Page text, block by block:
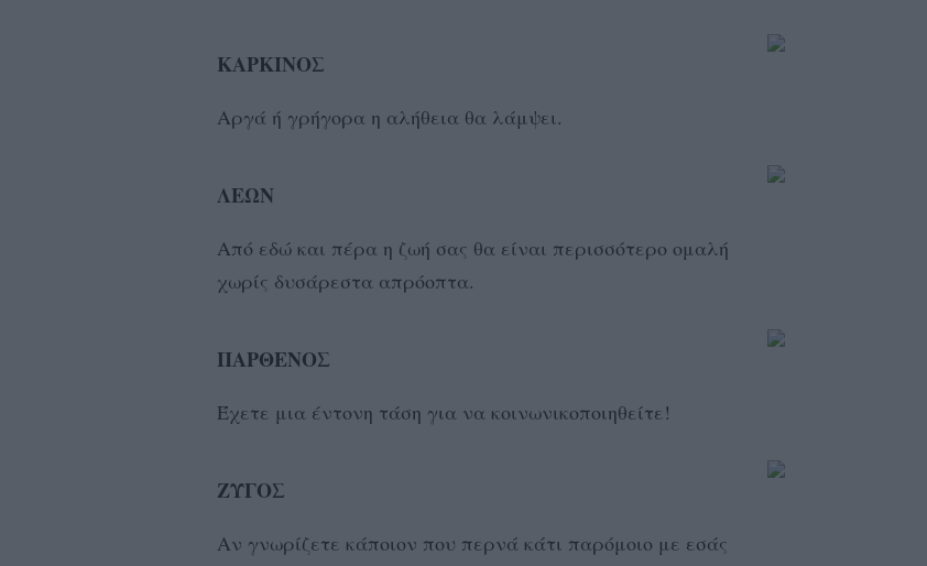
ΚΑΡΚΙΝΟΣ
Αργά ή γρήγορα η αλήθεια θα λάμψει.
ΛΕΩΝ
Από εδώ και πέρα η ζωή σας θα είναι περισσότερο ομαλή
χωρίς δυσάρεστα απρόοπτα.
ΠΑΡΘΕΝΟΣ
Έχετε μια έντονη τάση για να κοινωνικοποιηθείτε!
ΖΥΓΟΣ
Αν γνωρίζετε κάποιον που περνά κάτι παρόμοιο με εσάς